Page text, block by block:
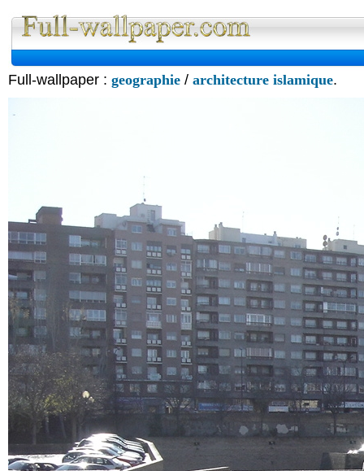
Full-wallpaper : geographie / architecture islamique.